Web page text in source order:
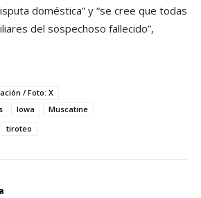
doméstica” y “se cree que todas
del sospechoso fallecido”,
/ Foto: X
Iowa
Muscatine
tiroteo